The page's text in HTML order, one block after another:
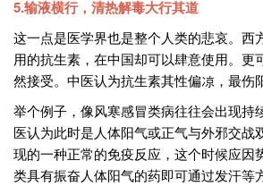
5.输液横行，清热解毒大行其道
这一点是医学界也是整个人类的悲哀。西
用的抗生素，在中国却可以肆意使用。更
然接受。中医认为抗生素其性偏凉，最伤
举个例子，像风寒感冒类病往往会出现持
医认为此时是人体阳气或正气与外邪交战
现的一种正常的免疫反应，这个时候应因
类具有振奋人体阳气的药即可通过发汗等